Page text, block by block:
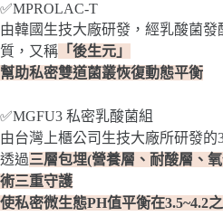
✅MPROLAC-T
由韓國生技大廠研發，經乳酸菌
質，又稱 「後生元」
幫助私密雙道菌叢恢復動態平衡
✅MGFU3 私密乳酸菌組
由台灣上櫃公司生技大廠所研發的
透過三層包埋(營養層、耐酸層、
術三重守護
使私密微生態PH值平衡在3.5~4.2